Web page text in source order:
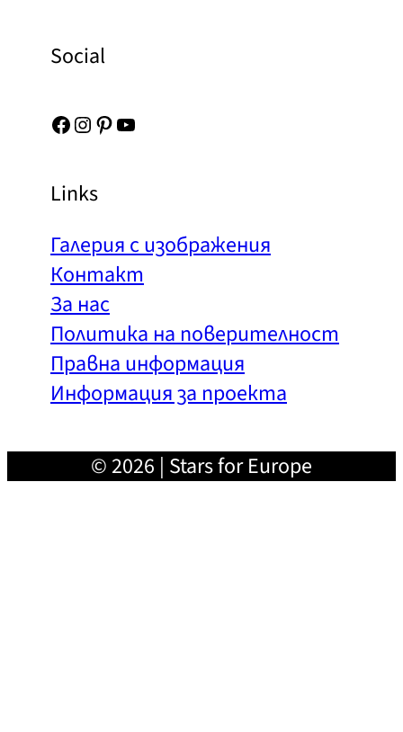
Social
Facebook Instagram Pinterest YouTube
Links
Галерия с изображения
Контакт
За нас
Политика на поверителност
Правна информация
Информация за проекта
© 2026 | Stars for Europe